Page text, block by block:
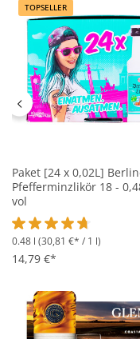
TOPSELLER
Paket [24 x 0,02L]
Pfefferminzlikör 18 -
vol
Durchschnittliche
0.48 l (30,81 €* / 1 l)
14,79 €*